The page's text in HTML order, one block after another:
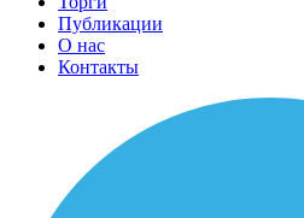
Публикации
О нас
Контакты